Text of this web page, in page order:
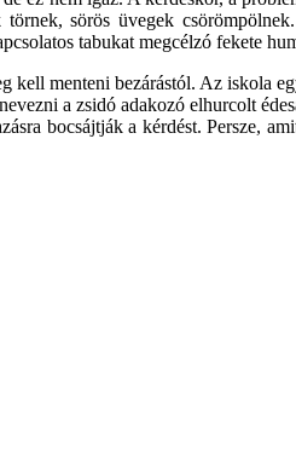
sörös üvegek
tabukat megcélzó fekete
menteni bezárástól. Az iskola
a zsidó adakozó elhurcolt
bocsájtják a kérdést. Persze,